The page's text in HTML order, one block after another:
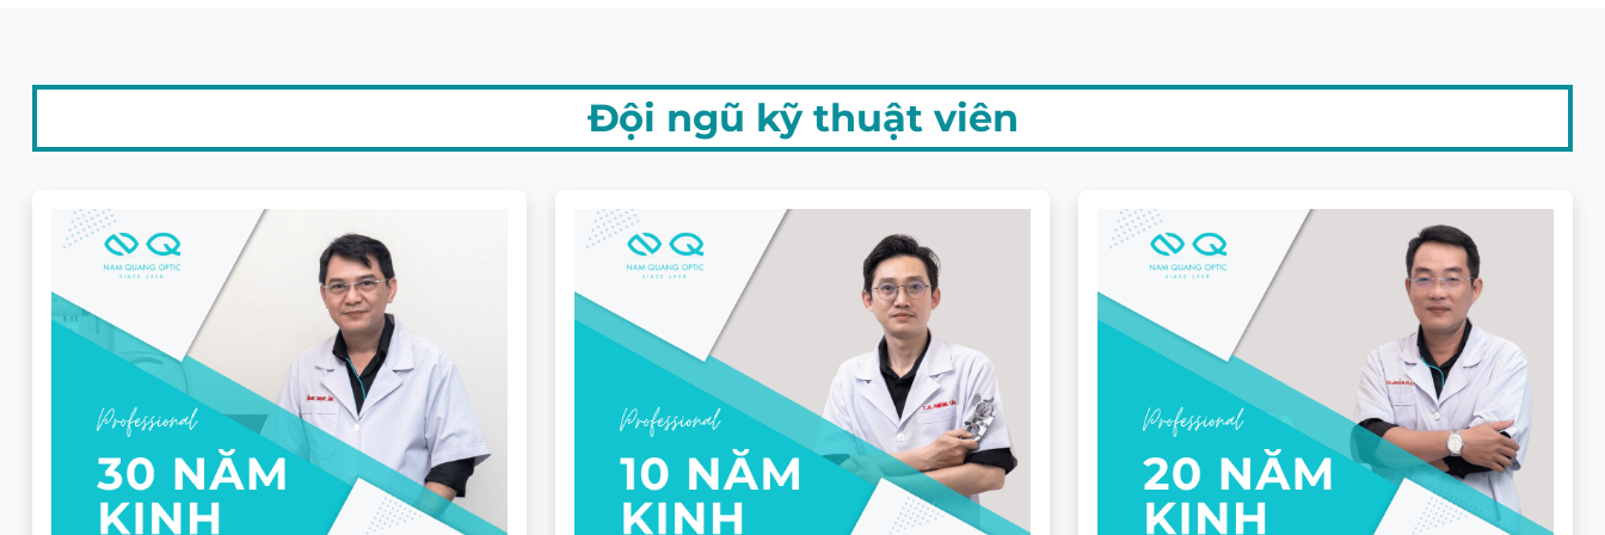
Hình thức cung cấp
Có sẵn phôi stock hoặc đặt đánh tùy độ. 100% đặt đánh riêng theo đơn kính tại nhà máy.
7. Ai nên dùng và Ai nên cân nhắc kỹ?
Bạn nên chọn Chemi A-Plus nếu:
Bạn làm việc văn phòng, sử dụng máy tính liên tục và cần một vùng nhìn trung gian rộng rãi, sắc nét mà không cần phải thay đổi tư thế cổ.
Bạn có đôi mắt nhạy cảm, dễ bị say tàu xe hoặc sợ cảm giác chao đảo khi đeo kính đa tròng.
Bạn muốn một chiếc kính bền bỉ, lớp váng phủ cao cấp dùng từ 2-3 năm vẫn sáng bóng, ít trầy xước.
Bạn nên cân nhắc kỹ nếu:
Ngân sách quá eo hẹp:Vì là dòng đặt đánh công nghệ cao, giá của Chemi A-Plus sẽ cao hơn dòng đa tròng thông thường khá nhiều. Nếu nhu cầu của bạn
chỉ là đi đường và thỉnh thoảng đọc vài dòng tin nhắn điện thoại, dòng Chemi A-One có thể đã đủ đáp ứng để tiết kiệm chi phí.
Đội ngũ kỹ thuật viên